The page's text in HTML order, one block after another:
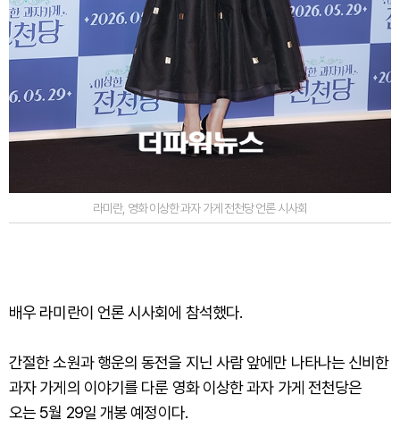
라미란, 영화 이상한 과자 가게 전천당 언론 시사회
배우 라미란이 언론 시사회에 참석했다.
간절한 소원과 행운의 동전을 지닌 사람 앞에만 나타나는 신비한
과자 가게의 이야기를 다룬 영화 이상한 과자 가게 전천당은
오는 5월 29일 개봉 예정이다.